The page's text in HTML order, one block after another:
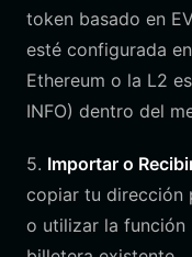
token basado en
esté configurada
Ethereum o la L2
INFO) dentro del
5. Importar o
copiar tu dirección
o utilizar la función